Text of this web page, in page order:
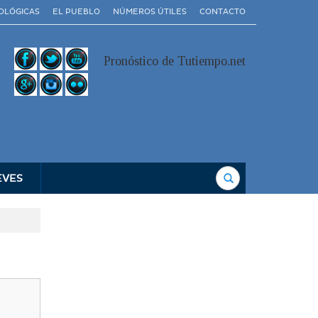
EL PUEBLO NÚMEROS ÚTILES CONTACTO
Pronóstico de Tutiempo.net
Buscar